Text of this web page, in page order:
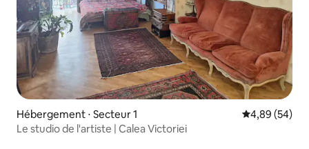
Hébergement ⋅ Secteur 1 Évaluation
4,89 (54)
Le studio de l'artiste | Calea Victoriei